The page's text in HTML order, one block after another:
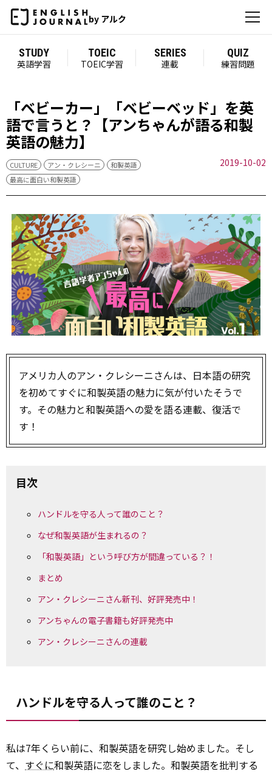
by アルク
STUDY
英語学習
TOEIC
TOEIC学習
SERIES
連載
QUIZ
練習問題
「ベビーカー」「ベビーベッド」を英
語で言うと？【アンちゃんが語る和製
英語の魅力】
CULTURE アン・クレシーニ
和製英語
最高に面白い和製英語
2019-10-02
アメリカ人のアン・クレシーニさんは、日本語の研究
を初めてすぐに和製英語の魅力に気が付いたそうで
す。その魅力と和製英語への愛を語る連載、復活で
す！
目次
ハンドルを守る人って誰のこと？
なぜ和製英語が生まれるの？
「和製英語」という呼び方が間違っている？！
まとめ
アン・クレシーニさん新刊、好評発売中！
アンちゃんの電子書籍も好評発売中
アン・クレシーニさんの連載
ハンドルを守る人って誰のこと？
私は7年くらい前に、和製英語を研究し始めました。そし
て、 すぐに和製英語に恋をしました。和製英語を批判する